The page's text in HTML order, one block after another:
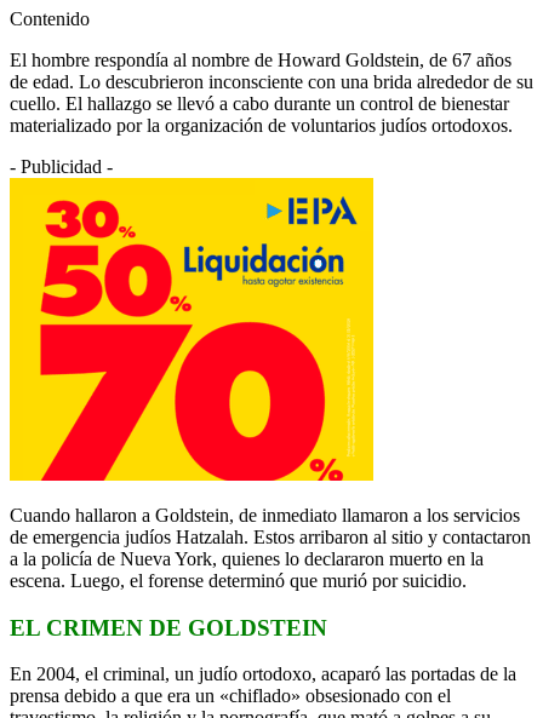
Contenido
El hombre respondía al nombre de Howard Goldstein, de 67 años
de edad. Lo descubrieron inconsciente con una brida alrededor de su
cuello. El hallazgo se llevó a cabo durante un control de bienestar
materializado por la organización de voluntarios judíos ortodoxos.
- Publicidad -
Cuando hallaron a Goldstein, de inmediato llamaron a los servicios
de emergencia judíos Hatzalah. Estos arribaron al sitio y contactaron
a la policía de Nueva York, quienes lo declararon muerto en la
escena. Luego, el forense determinó que murió por suicidio.
EL CRIMEN DE GOLDSTEIN
En 2004, el criminal, un judío ortodoxo, acaparó las portadas de la
prensa debido a que era un «chiflado» obsesionado con el